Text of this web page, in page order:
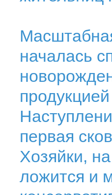
началась
первая
Хозяйки,
ложится и